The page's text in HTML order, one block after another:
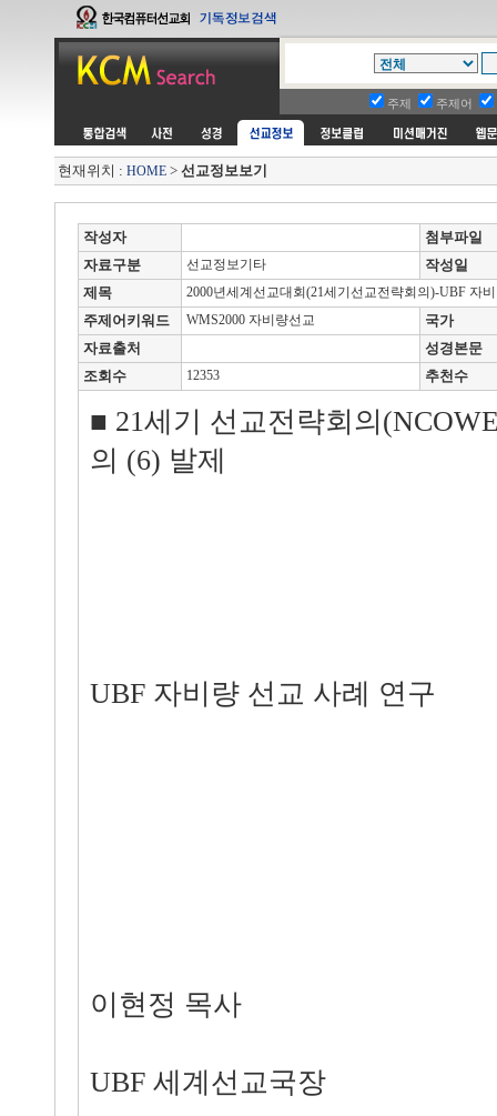
주제 주제어
현재위치 : HOME > 선교정보보기
작성자
첨부파일
자료구분
선교정보기타
작성일
제목
2000년세계선교대회(21세기선교전략회의)-UBF 자
주제어키워드 WMS2000 자비량선교
국가
자료출처
성경본문
조회수
12353 추천수
■ 21세기 선교전략회의
의 (6) 발제
UBF 자비량 선교 사례 연구
이현정 목사
UBF 세계선교국장